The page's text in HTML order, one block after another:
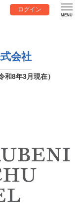
ログイン
会社
令和8年3月現在）